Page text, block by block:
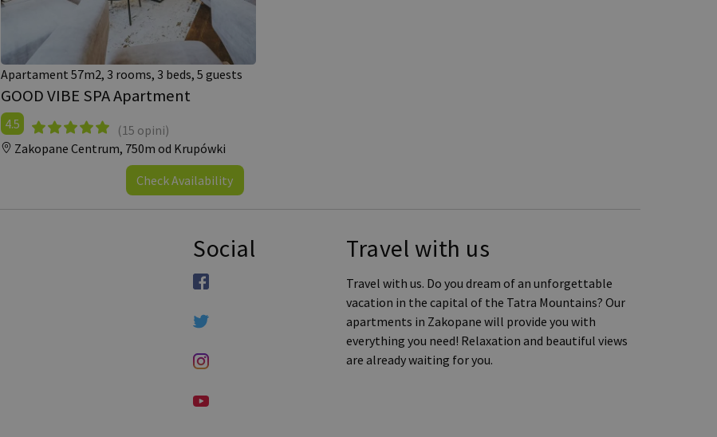
Apartament 57m2, 3 rooms, 3 beds, 5 guests
GOOD VIBE SPA Apartment
4.5
(15 opini)
Zakopane Centrum, 750m od Krupówki
Check Availability
Social Travel with us
Travel with us. Do you dream of an unforgettable
vacation in the capital of the Tatra Mountains? Our
apartments in Zakopane will provide you with
everything you need! Relaxation and beautiful views
are already waiting for you.